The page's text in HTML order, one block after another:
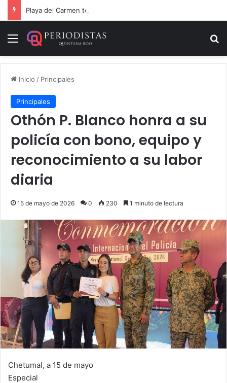
Menú
Inicio / Principales
Principales
Othón P. Blanco honra a su
policía con bono, equipo y
reconocimiento a su labor
diaria
15 de mayo de 2026 0 230 1 minuto de lectura
Chetumal, a 15 de mayo
Especial